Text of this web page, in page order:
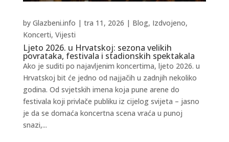
Ljeto 2026. u Hrvatskoj: sezona velikih
povrataka, festivala i stadionskih spektakala
by Glazbeni.info | tra 11, 2026 | Blog, Izdvojeno,
Koncerti, Vijesti
Ako je suditi po najavljenim koncertima, ljeto 2026. u
Hrvatskoj bit će jedno od najjačih u zadnjih nekoliko
godina. Od svjetskih imena koja pune arene do
festivala koji privlače publiku iz cijelog svijeta – jasno
je da se domaća koncertna scena vraća u punoj
snazi,...